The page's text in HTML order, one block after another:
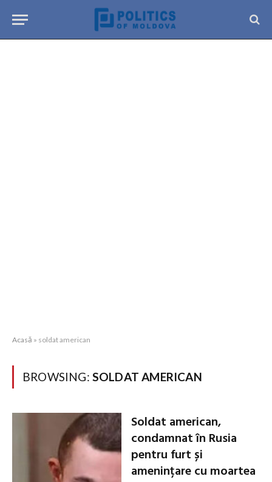
Acasă » soldat american
BROWSING: SOLDAT AMERICAN
Soldat american,
condamnat în Rusia
pentru furt și
amenințare cu moartea